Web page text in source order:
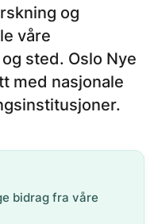
og
våre
sted. Oslo Nye
med nasjonale
bidrag fra våre